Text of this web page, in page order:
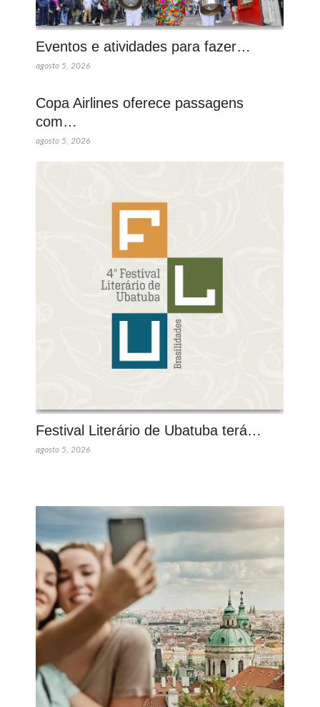
Eventos e atividades para fazer…
agosto 5, 2026
Copa Airlines oferece passagens
com…
agosto 5, 2026
Festival Literário de Ubatuba terá…
agosto 5, 2026